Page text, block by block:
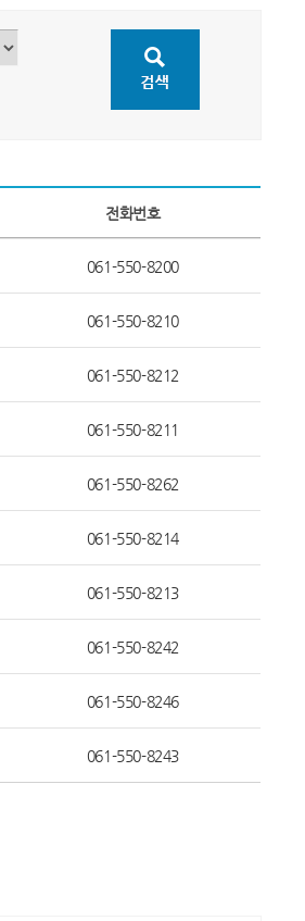
전화번호
061-550-8200
061-550-8210
061-550-8212
061-550-8211
061-550-8262
061-550-8214
061-550-8213
061-550-8242
061-550-8246
061-550-8243